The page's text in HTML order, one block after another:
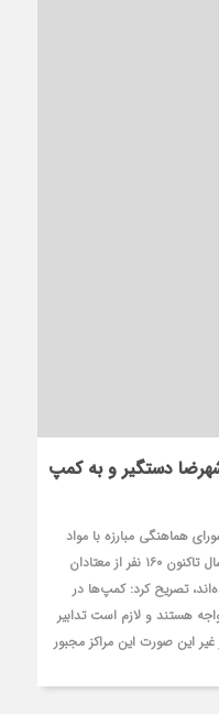
۱۶۰معتاد درشهرضا دستگیر و به کمپ
هماهنگی مبارزه با مواد
مخدر این شهرستان با بیان اینکه از ابتدای سال تاکنون ۱۶۰ نفر از معتادان
تصریح کرد: کمپ‌ها در
هستند و لازم است تدابیر
این صورت این مراکز مجبور